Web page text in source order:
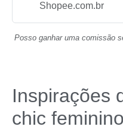
Shopee.com.br
Posso ganhar uma comissão
Inspirações
chic feminino